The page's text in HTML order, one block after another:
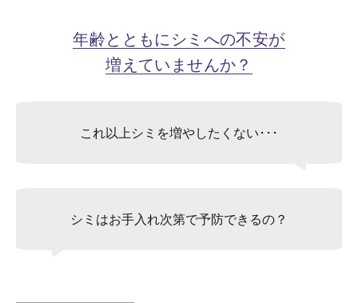
年齢とともにシミへの不安が
増えていませんか？
これ以上シミを増やしたくない･･･
シミはお手入れ次第で予防できるの？